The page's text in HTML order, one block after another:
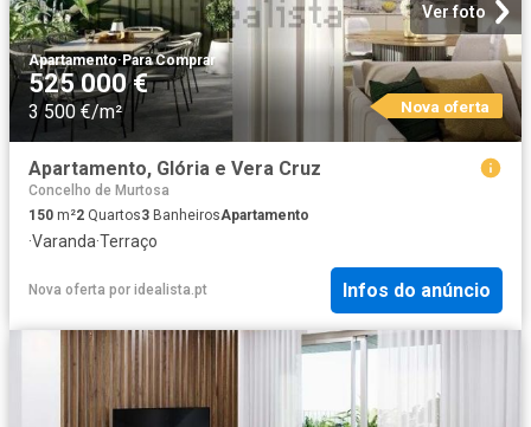
Ver foto
Apartamento·Para Comprar
525 000 €
3 500 €/m² Nova oferta
Apartamento, Glória e Vera Cruz
Concelho de Murtosa
150 m²2 Quartos3 BanheirosApartamento
·Varanda·Terraço
Nova oferta por idealista.pt Infos do anúncio